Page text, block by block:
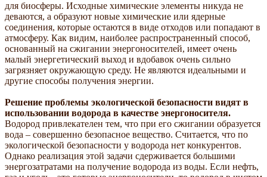
для биосферы. Исходные химические элементы никуда не
деваются, а образуют новые химические или ядерные
соединения, которые остаются в виде отходов или попадают в
атмосферу. Как видим, наиболее распространенный способ,
основанный на сжигании энергоносителей, имеет очень
малый энергетический выход и вдобавок очень сильно
загрязняет окружающую среду. Не являются идеальными и
другие способы получения энергии.
Решение проблемы экологической безопасности видят в
использовании водорода в качестве энергоносителя.
Водород привлекателен тем, что при его сжигании образуется
вода – совершенно безопасное вещество. Считается, что по
экологической безопасности у водорода нет конкурентов.
Однако реализация этой задачи сдерживается большими
энергозатратами на получение водорода из воды. Если нефть,